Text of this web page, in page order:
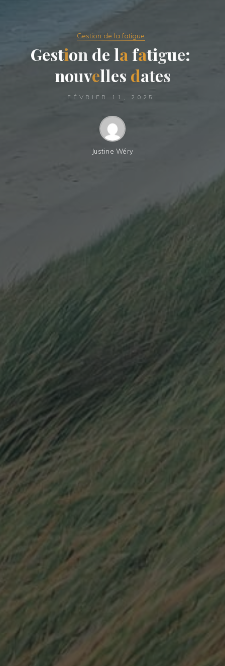
Gestion de la fatigue
Gestion de lafatigue:
nouvelles dates
FÉVRIER 11, 2025
Justine Wéry